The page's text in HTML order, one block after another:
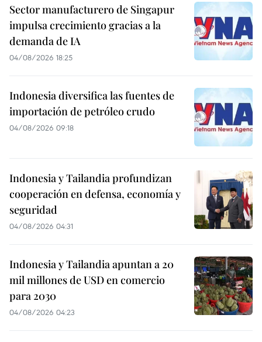
Sector manufacturero de Singapur
impulsa crecimiento gracias a la
demanda de IA
04/08/2026 18:25
Indonesia diversifica las fuentes de
importación de petróleo crudo
04/08/2026 09:18
Indonesia y Tailandia profundizan
cooperación en defensa, economía y
seguridad
04/08/2026 04:31
Indonesia y Tailandia apuntan a 20
mil millones de USD en comercio
para 2030
04/08/2026 04:23